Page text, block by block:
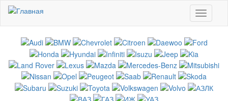
Перейти к основному содержанию
Toggle